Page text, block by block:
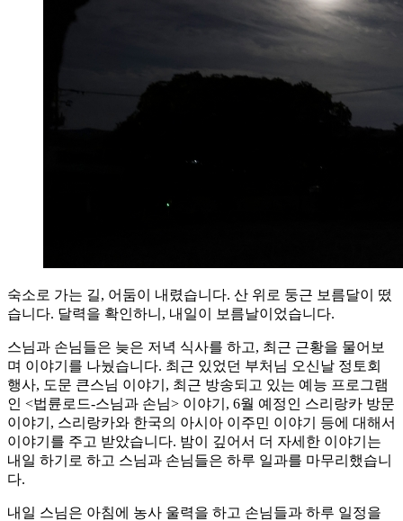
숙소로 가는 길, 어둠이 내렸습니다. 산 위로 둥근 보름달이 떴
습니다. 달력을 확인하니, 내일이 보름날이었습니다.
스님과 손님들은 늦은 저녁 식사를 하고, 최근 근황을 물어보
며 이야기를 나눴습니다. 최근 있었던 부처님 오신날 정토회
행사, 도문 큰스님 이야기, 최근 방송되고 있는 예능 프로그램
인 <법륜로드-스님과 손님> 이야기, 6월 예정인 스리랑카 방문
이야기, 스리랑카와 한국의 아시아 이주민 이야기 등에 대해서
이야기를 주고 받았습니다. 밤이 깊어서 더 자세한 이야기는
내일 하기로 하고 스님과 손님들은 하루 일과를 마무리했습니
다.
내일 스님은 아침에 농사 울력을 하고 손님들과 하루 일정을